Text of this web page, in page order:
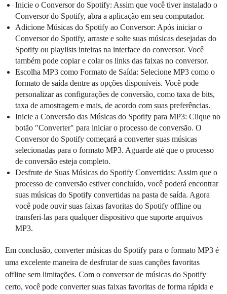
Inicie o Conversor do Spotify: Assim que você tiver instalado o
Conversor do Spotify, abra a aplicação em seu computador.
Adicione Músicas do Spotify ao Conversor: Após iniciar o
Conversor do Spotify, arraste e solte suas músicas desejadas do
Spotify ou playlists inteiras na interface do conversor. Você
também pode copiar e colar os links das faixas no conversor.
Escolha MP3 como Formato de Saída: Selecione MP3 como o
formato de saída dentre as opções disponíveis. Você pode
personalizar as configurações de conversão, como taxa de bits,
taxa de amostragem e mais, de acordo com suas preferências.
Inicie a Conversão das Músicas do Spotify para MP3: Clique no
botão "Converter" para iniciar o processo de conversão. O
Conversor do Spotify começará a converter suas músicas
selecionadas para o formato MP3. Aguarde até que o processo
de conversão esteja completo.
Desfrute de Suas Músicas do Spotify Convertidas: Assim que o
processo de conversão estiver concluído, você poderá encontrar
suas músicas do Spotify convertidas na pasta de saída. Agora
você pode ouvir suas faixas favoritas do Spotify offline ou
transferi-las para qualquer dispositivo que suporte arquivos
MP3.
Em conclusão, converter músicas do Spotify para o formato MP3 é
uma excelente maneira de desfrutar de suas canções favoritas
offline sem limitações. Com o conversor de músicas do Spotify
certo, você pode converter suas faixas favoritas de forma rápida e